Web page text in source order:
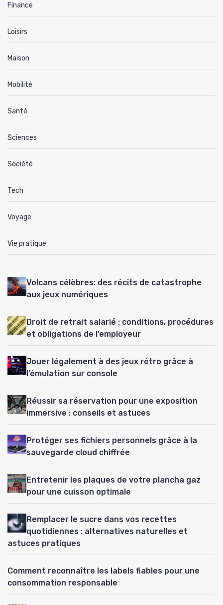
Finance
Loisirs
Maison
Mobilité
Santé
Sciences
Société
Tech
Voyage
Vie pratique
Volcans célèbres: des récits de catastrophe
aux jeux numériques
Droit de retrait salarié : conditions, procédures
et obligations de l’employeur
Jouer légalement à des jeux rétro grâce à
l’émulation sur console
Réussir sa réservation pour une exposition
immersive : conseils et astuces
Protéger ses fichiers personnels grâce à la
sauvegarde cloud chiffrée
Entretenir les plaques de votre plancha gaz
pour une cuisson optimale
Remplacer le sucre dans vos recettes
quotidiennes : alternatives naturelles et
astuces pratiques
Comment reconnaître les labels fiables pour une
consommation responsable